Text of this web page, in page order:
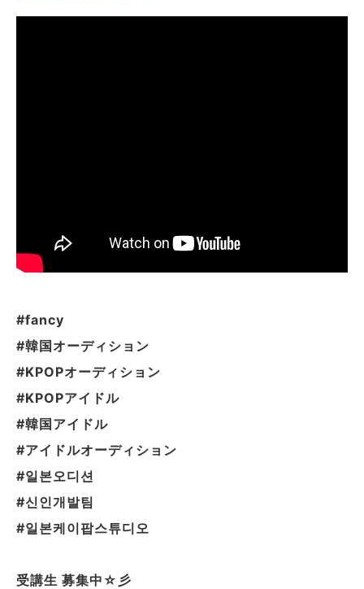
#fancy
#韓国オーディション
#KPOPオーディション
#KPOPアイドル
#韓国アイドル
#アイドルオーディション
#일본오디션
#신인개발팀
#일본케이팝스튜디오
受講生 募集中☆彡